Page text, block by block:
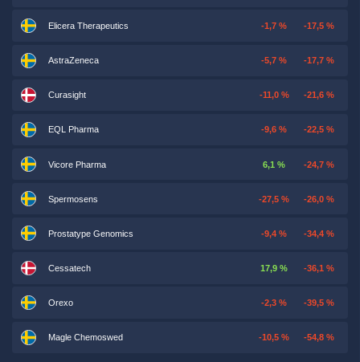
Elicera Therapeutics -1,7 % -17,5 %
AstraZeneca -5,7 % -17,7 %
Curasight -11,0 % -21,6 %
EQL Pharma -9,6 % -22,5 %
Vicore Pharma 6,1 % -24,7 %
Spermosens -27,5 % -26,0 %
Prostatype Genomics -9,4 % -34,4 %
Cessatech 17,9 % -36,1 %
Orexo -2,3 % -39,5 %
Magle Chemoswed -10,5 % -54,8 %